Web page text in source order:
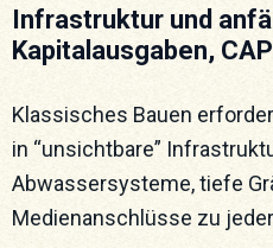
Infrastruktur und
Kapitalausgaben,
Klassisches Bauen
in “unsichtbare”
Abwassersysteme, tiefe
Medienanschlüsse zu